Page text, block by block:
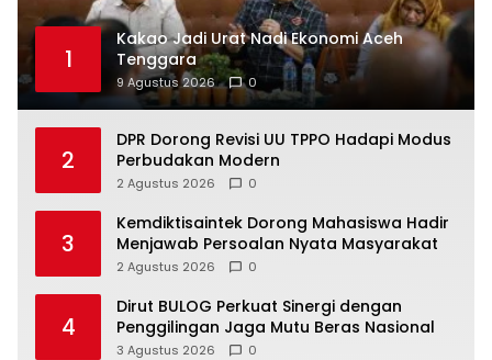
1
Kakao Jadi Urat Nadi Ekonomi Aceh
Tenggara
9 Agustus 2026 0
2
DPR Dorong Revisi UU TPPO Hadapi Modus
Perbudakan Modern
2 Agustus 2026 0
3
Kemdiktisaintek Dorong Mahasiswa Hadir
Menjawab Persoalan Nyata Masyarakat
2 Agustus 2026 0
4
Dirut BULOG Perkuat Sinergi dengan
Penggilingan Jaga Mutu Beras Nasional
3 Agustus 2026 0